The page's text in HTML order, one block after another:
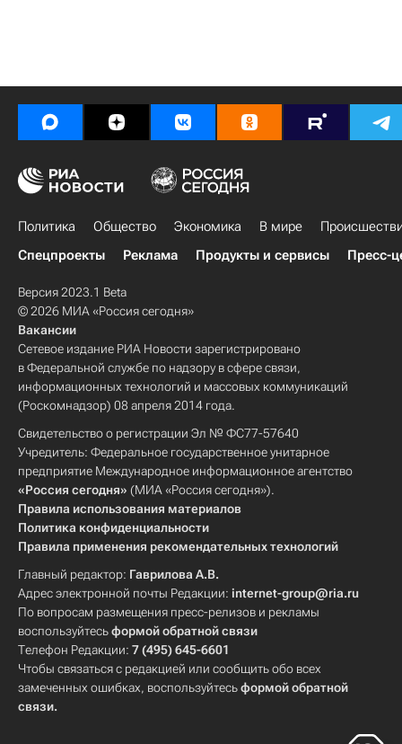
Политика Общество Экономика В мире
Спецпроекты
Реклама Продукты и сервисы Пресс-
Версия 2023.1 Beta
© 2026 МИА «Россия сегодня»
Вакансии
Сетевое издание РИА Новости зарегистрировано
в Федеральной службе по надзору в сфере связи,
информационных технологий и массовых коммуникаций
(Роскомнадзор) 08 апреля 2014 года.
Свидетельство о регистрации Эл № ФС77-57640
Учредитель: Федеральное государственное унитарное
предприятие Международное информационное агентство
«Россия сегодня» (МИА «Россия сегодня»).
Правила использования материалов
Политика конфиденциальности
Правила применения рекомендательных технологий
Главный редактор: Гаврилова А.В.
Адрес электронной почты Редакции: internet-group@ria.ru
По вопросам размещения пресс-релизов и рекламы
воспользуйтесьформой обратной связи
Телефон Редакции: 7 (495) 645-6601
Чтобы связаться с редакцией или сообщить обо всех
замеченных ошибках, воспользуйтесьформой обратной
связи.